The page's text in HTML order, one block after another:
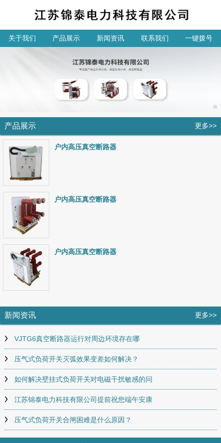
关于我们 产品展示 新闻资讯 联系我们 一键拨号
产品展示 更多>>
户内高压真空断路器
户内高压真空断路器
户内高压真空断路器
新闻资讯 更多>>
VJTG6真空断路器运行对周边环境存在哪
压气式负荷开关灭弧效果变差如何解决？
如何解决壁挂式负荷开关对电磁干扰敏感的问
江苏锦泰电力科技有限公司提前祝您端午安康
压气式负荷开关合闸困难是什么原因？